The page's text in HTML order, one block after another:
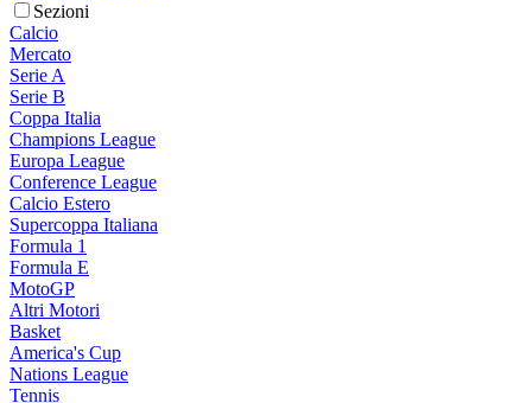
Sezioni
Calcio
Mercato
Serie A
Serie B
Coppa Italia
Champions League
Europa League
Conference League
Calcio Estero
Supercoppa Italiana
Formula 1
Formula E
MotoGP
Altri Motori
Basket
America's Cup
Nations League
Tennis